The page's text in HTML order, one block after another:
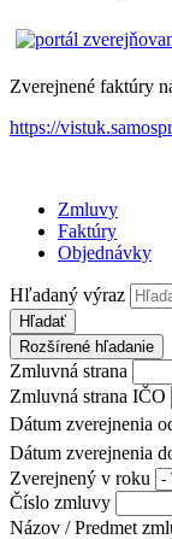
Zverejnené faktúry
https://
Zmluvy
Faktúry
Objednávky
Hľadaný výraz
Hľadať
Rozšírené hľadanie
Zmluvná strana
Zmluvná strana IČO
Dátum zverejnenia
Dátum zverejnenia
Zverejnený v roku
Číslo zmluvy
Názov / Predmet